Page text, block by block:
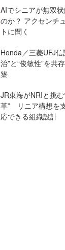
AIでシニアが無双
のか？ アクセンチ
トに聞く
Honda／三菱UFJ
治”と“俊敏性”を共
築
JR東海がNRIと挑
革” リニア構想を
応できる組織設計